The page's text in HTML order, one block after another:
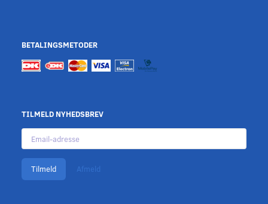
BETALINGSMETODER
TILMELD NYHEDSBREV
Email-
adresse
Tilmeld Afmeld